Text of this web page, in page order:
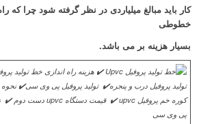
کار باید مبالغ میلیاردی در نظر گرفته شود چرا که
خطوطی
بسیار هزینه بر می باشد.